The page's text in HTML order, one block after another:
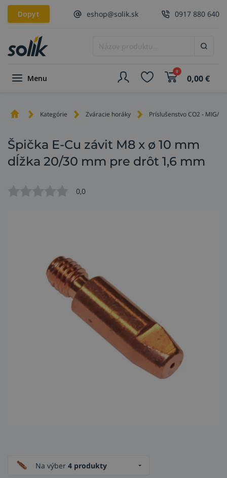
Dopyt eshop@solik.sk 0917 880 640
Menu
0
0,00€
Kategórie Zváracie horáky Príslušenstvo CO2 - MIG/
Špička E-Cu závit M8 x ø 10 mm
dĺžka 20/30 mm pre drôt 1,6 mm
0,0
Na výber 4 produkty